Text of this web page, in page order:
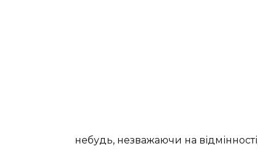
небудь, незважаючи на